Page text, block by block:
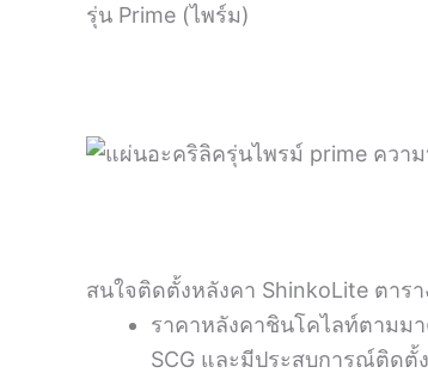
รุ่น Prime (ไพร์ม)
สนใจติดตั้งหลังคา ShinkoLite ตารา
ราคาหลังคาชินโคไลท์ตามม
SCG และมีประสบการณ์ติดตั้